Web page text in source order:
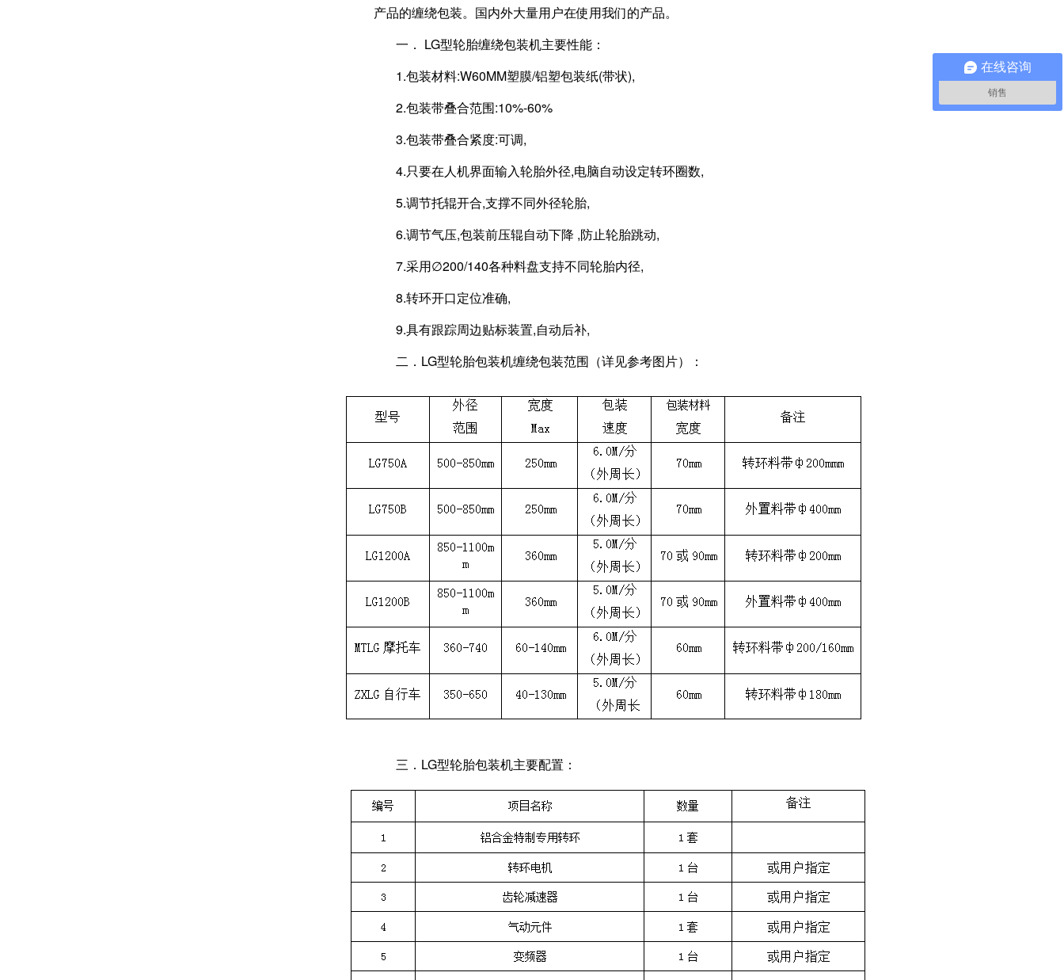
产品的缠绕包装。国内外大量用户在使用我们的产品。
一． LG型轮胎缠绕包装机主要性能：
1.包装材料:W60MM塑膜/铝塑包装纸(带状),
2.包装带叠合范围:10%-60%
3.包装带叠合紧度:可调,
4.只要在人机界面输入轮胎外径,电脑自动设定转环圈数,
5.调节托辊开合,支撑不同外径轮胎,
6.调节气压,包装前压辊自动下降 ,防止轮胎跳动,
7.采用∅200/140各种料盘支持不同轮胎内径,
8.转环开口定位准确,
9.具有跟踪周边贴标装置,自动后补,
二．LG型轮胎包装机缠绕包装范围（详见参考图片）：
三．LG型轮胎包装机主要配置：
在线咨询
销售